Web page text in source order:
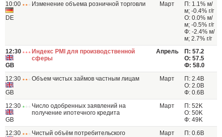
10:00
DE
Изменение объема розничной торговли Март
П: 1.1% м/
м; -0.4% г/г
О: 0.0% м/
м; -0.5% г/г
Ф: -2.4% м/
м; 2.7% г/г
12:30
GB
Индекс PMI для производственной
сферы
Апрель
П: 57.2
О: 57.5
Ф: 58.0
12:30
GB
Объем чистых займов частным лицам Март
П: 2.4B
О: 2.0B
Ф: 0.6B
12:30
GB
Число одобренных заявлений на
получение ипотечного кредита
Март
П: 52K
О: 50K
Ф: 49K
12:30
Чистый объём потребительского
Март
П: 0.6B